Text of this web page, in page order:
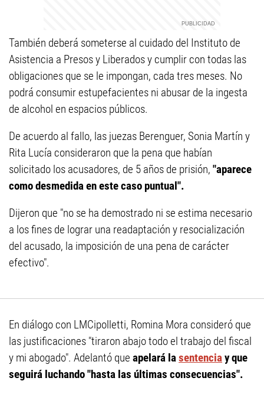
También deberá someterse al cuidado del Instituto de
Asistencia a Presos y Liberados y cumplir con todas las
obligaciones que se le impongan, cada tres meses. No
podrá consumir estupefacientes ni abusar de la ingesta
de alcohol en espacios públicos.
De acuerdo al fallo, las juezas Berenguer, Sonia Martín y
Rita Lucía consideraron que la pena que habían
solicitado los acusadores, de 5 años de prisión, "aparece
como desmedida en este caso puntual".
Dijeron que "no se ha demostrado ni se estima necesario
a los fines de lograr una readaptación y resocialización
del acusado, la imposición de una pena de carácter
efectivo".
En diálogo con LMCipolletti, Romina Mora consideró que
las justificaciones "tiraron abajo todo el trabajo del fiscal
y mi abogado". Adelantó que apelará lasentenciay que
seguirá luchando "hasta las últimas consecuencias".